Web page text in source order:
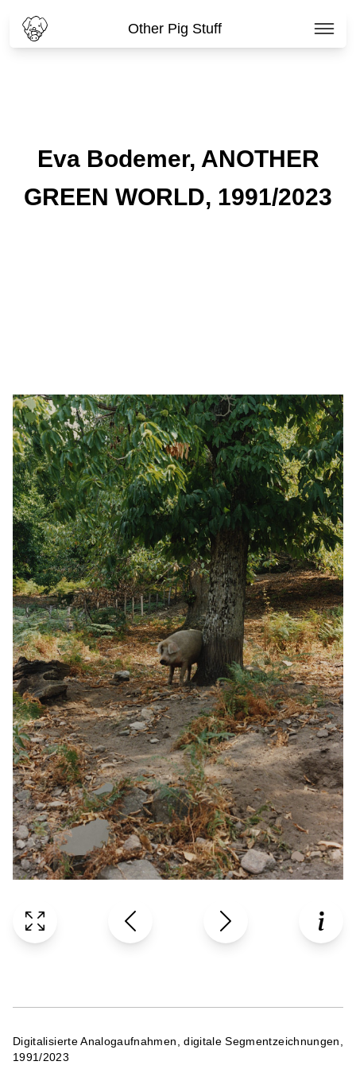
Other Pig Stuff
Eva Bodemer, ANOTHER
GREEN WORLD, 1991/2023
Digitalisierte Analogaufnahmen, digitale Segmentzeichnungen,
1991/2023